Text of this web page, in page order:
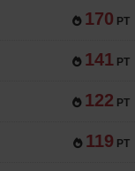
170 PT
141 PT
122 PT
119 PT